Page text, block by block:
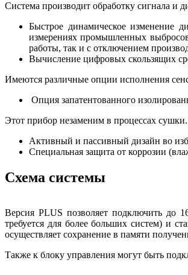
Система производит обработку сигнала и
Быстрое динамическое изменение
измерениях промышленных
работы, так и с отключением
Вычисление цифровых скользящих
Имеются различные опции исполнения
Опция запатентованного
Этот прибор незаменим в процессах сушки.
Активный и пассивный дизайн во
Специальная защита от коррозии
Схема системы
Версия PLUS позволяет подключить до
требуется для более больших систем) и
осуществляет сохранение в памяти
Также к блоку управления могут быть